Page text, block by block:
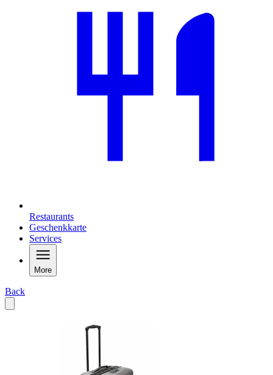
Restaurants
Geschenkkarte
Services
More
Back